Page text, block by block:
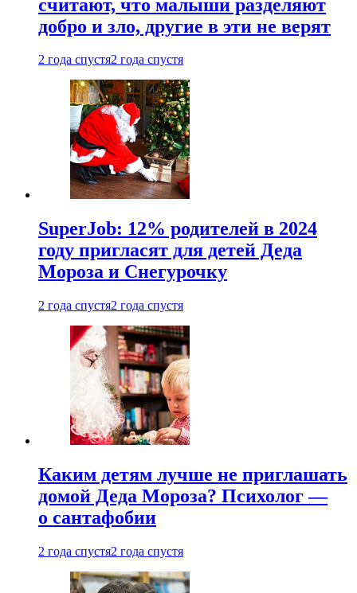
считают, что малыши разделяют
добро и зло, другие в эти не верят
2 года спустя2 года спустя
SuperJob: 12% родителей в 2024
году пригласят для детей Деда
Мороза и Снегурочку
2 года спустя2 года спустя
Каким детям лучше не приглашать
домой Деда Мороза? Психолог —
о сантафобии
2 года спустя2 года спустя